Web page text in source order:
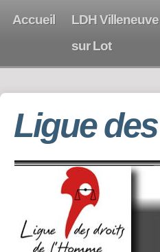
Accueil
LDH Villeneuve
sur Lot
Ligue